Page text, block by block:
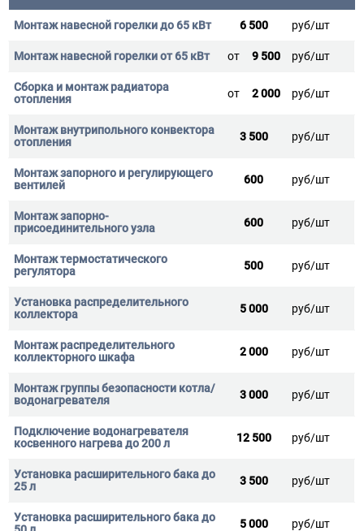
6 500 руб/шт
от 9 500 руб/шт
от 2 000 руб/шт
3 500 руб/шт
600 руб/шт
600 руб/шт
500 руб/шт
5 000 руб/шт
2 000 руб/шт
3 000 руб/шт
12 500 руб/шт
3 500 руб/шт
5 000 руб/шт